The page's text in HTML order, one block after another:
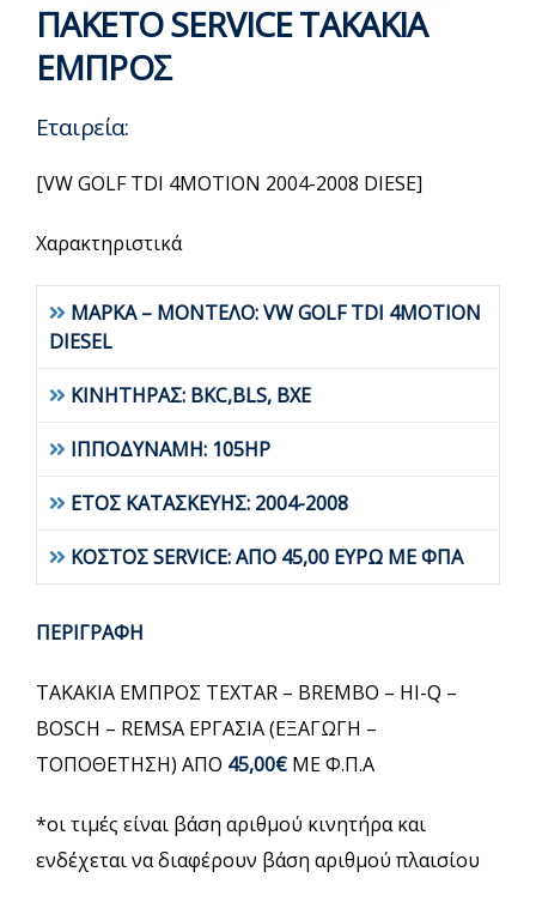
ΠΑΚΕΤΟ SERVICE ΤΑΚΑΚΙΑ
ΕΜΠΡΟΣ
Εταιρεία:
[VW GOLF TDI 4MOTION 2004-2008 DIESE]
Χαρακτηριστικά
ΜΑΡΚΑ – ΜΟΝΤΕΛΟ: VW GOLF TDI 4MOTION
DIESEL
ΚΙΝΗΤΗΡΑΣ: BKC,BLS, BXE
ΙΠΠΟΔΥΝΑΜΗ: 105HP
ΕΤΟΣ ΚΑΤΑΣΚΕΥΗΣ: 2004-2008
ΚΟΣΤΟΣ SERVICE: ΑΠΟ 45,00 ΕΥΡΩ ΜΕ ΦΠΑ
ΠΕΡΙΓΡΑΦΗ
ΤΑΚΑΚΙΑ ΕΜΠΡΟΣ TEXTAR – BREMBO – HI-Q –
BOSCH – REMSA ΕΡΓΑΣΙΑ (ΕΞΑΓΩΓΗ –
ΤΟΠΟΘΕΤΗΣΗ) ΑΠΟ 45,00€ ΜΕ Φ.Π.Α
*οι τιμές είναι βάση αριθμού κινητήρα και
ενδέχεται να διαφέρουν βάση αριθμού πλαισίου